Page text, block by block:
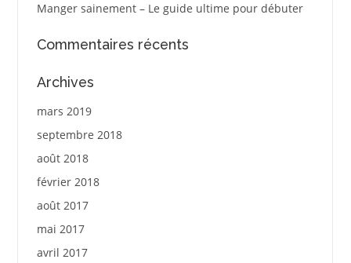
Manger sainement – Le guide ultime pour débuter
Commentaires récents
Archives
mars 2019
septembre 2018
août 2018
février 2018
août 2017
mai 2017
avril 2017